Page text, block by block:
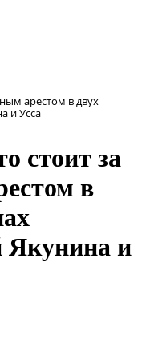
арестом в двух
и Усса
стоит за
в
Якунина и